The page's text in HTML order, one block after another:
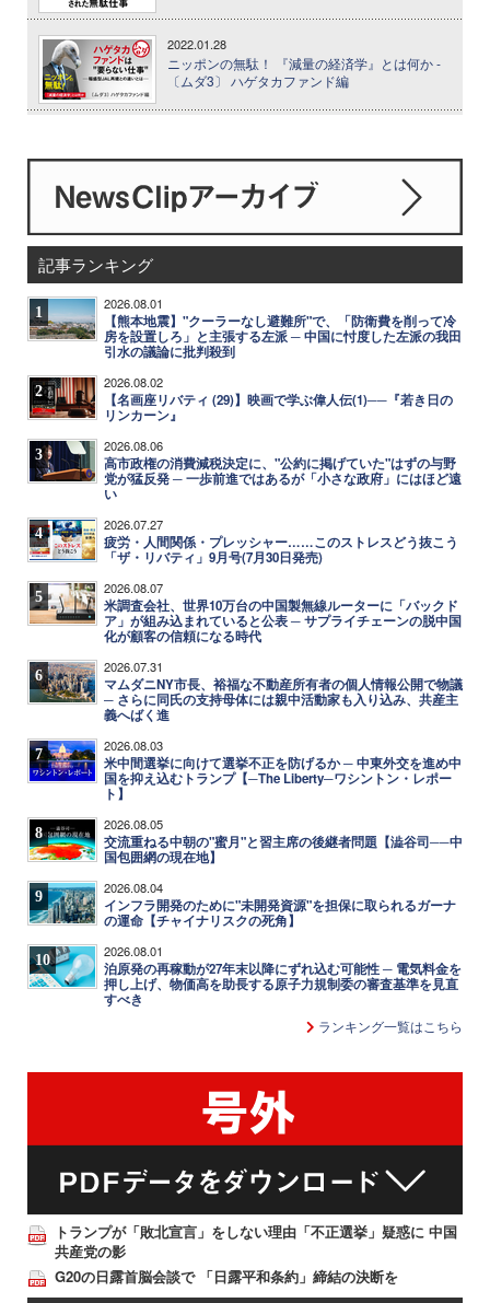
2022.01.28
ニッポンの無駄！ 『減量の経済学』とは何か -
〔ムダ3〕 ハゲタカファンド編
記事ランキング
1 2026.08.01
【熊本地震】"クーラーなし避難所"で、「防衛費を削って冷
房を設置しろ」と主張する左派 ─ 中国に忖度した左派の我田
引水の議論に批判殺到
2 2026.08.02
【名画座リバティ (29)】映画で学ぶ偉人伝(1)──『若き日の
リンカーン』
3 2026.08.06
高市政権の消費減税決定に、"公約に掲げていた"はずの与野
党が猛反発 ─ 一歩前進ではあるが「小さな政府」にはほど遠
い
4 2026.07.27
疲労・人間関係・プレッシャー……このストレスどう抜こう
「ザ・リバティ」9月号(7月30日発売)
5 2026.08.07
米調査会社、世界10万台の中国製無線ルーターに「バックド
ア」が組み込まれていると公表 ─ サプライチェーンの脱中国
化が顧客の信頼になる時代
6 2026.07.31
マムダニNY市長、裕福な不動産所有者の個人情報公開で物議
─ さらに同氏の支持母体には親中活動家も入り込み、共産主
義へばく進
7 2026.08.03
米中間選挙に向けて選挙不正を防げるか ─ 中東外交を進め中
国を抑え込むトランプ【─The Liberty─ワシントン・レポー
ト】
8 2026.08.05
交流重ねる中朝の"蜜月"と習主席の後継者問題【澁谷司──中
国包囲網の現在地】
9 2026.08.04
インフラ開発のために"未開発資源"を担保に取られるガーナ
の運命【チャイナリスクの死角】
10 2026.08.01
泊原発の再稼動が27年末以降にずれ込む可能性 ─ 電気料金を
押し上げ、物価高を助長する原子力規制委の審査基準を見直
すべき
ランキング一覧はこちら
トランプが「敗北宣言」をしない理由「不正選挙」疑惑に 中国
共産党の影
G20の日露首脳会談で 「日露平和条約」締結の決断を